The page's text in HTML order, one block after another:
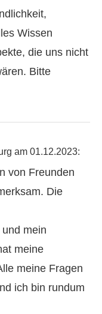
Wissen
die uns nicht
Bitte
am 01.12.2023:
von Freunden
Die
mein
meine
meine Fragen
ich bin rundum